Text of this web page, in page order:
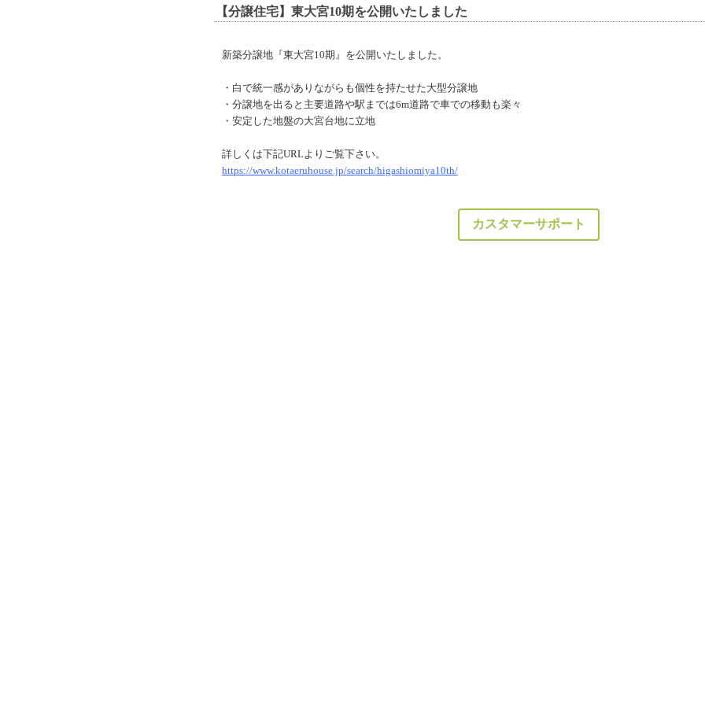
【分譲住宅】東大宮10期を公開いたしました
新築分譲地『東大宮10期』を公開いたしました。
・白で統一感がありながらも個性を持たせた大型分譲地
・分譲地を出ると主要道路や駅までは6m道路で車での移動も楽々
・安定した地盤の大宮台地に立地
詳しくは下記URLよりご覧下さい。
https://www.kotaeruhouse.jp/search/higashiomiya10th/
カスタマーサポート